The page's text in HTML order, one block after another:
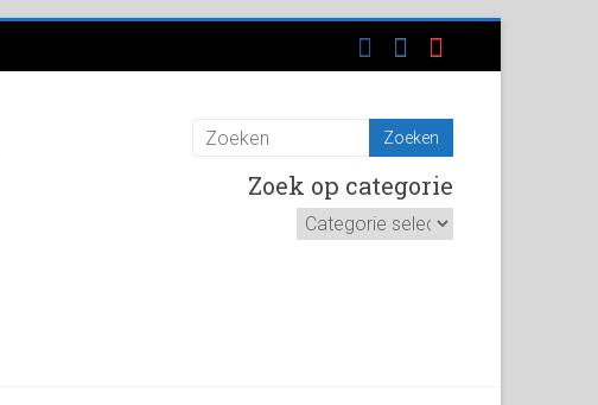
Zoek op categorie
Zoek
op